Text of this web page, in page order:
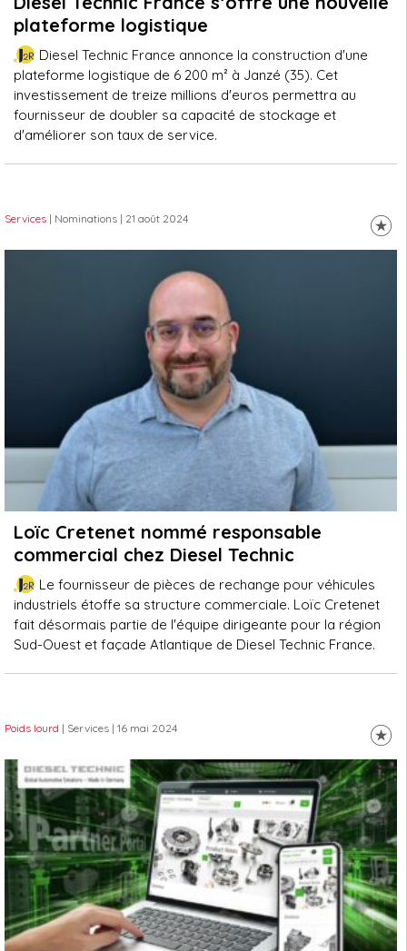
plateforme logistique
Diesel Technic France annonce la construction d'une
plateforme logistique de 6 200 m² à Janzé (35). Cet
investissement de treize millions d'euros permettra au
fournisseur de doubler sa capacité de stockage et
d'améliorer son taux de service.
Services | Nominations | 21 août 2024
Loïc Cretenet nommé responsable
commercial chez Diesel Technic
Le fournisseur de pièces de rechange pour véhicules
industriels étoffe sa structure commerciale. Loïc Cretenet
fait désormais partie de l'équipe dirigeante pour la région
Sud-Ouest et façade Atlantique de Diesel Technic France.
Poids lourd | Services | 16 mai 2024